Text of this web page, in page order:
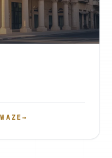
WAZE→